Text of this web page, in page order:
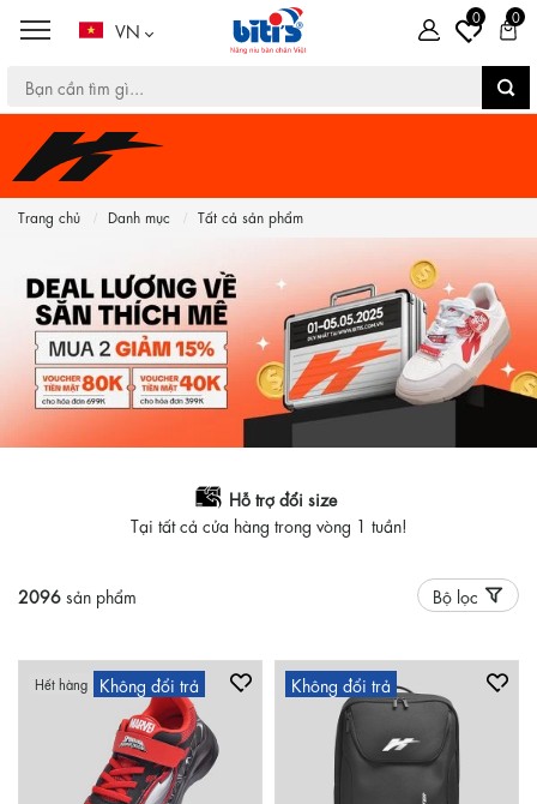
VN
0 0
Trang chủ Danh mục Tất cả sản phẩm
Hỗ trợ đổi size
Tại tất cả cửa hàng trong vòng 1 tuần!
2096 sản phẩm Bộ lọc
Hết hàng Không đổi trả Không đổi trả